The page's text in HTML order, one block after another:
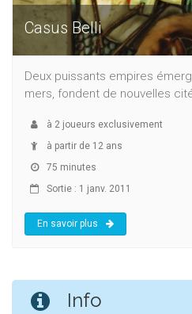
Casus Belli
Deux puissants empires
mers, fondent de nouvelles
à 2 joueurs exclusivement
à partir de 12 ans
75 minutes
Sortie : 1 janv. 2011
En savoir plus
Info